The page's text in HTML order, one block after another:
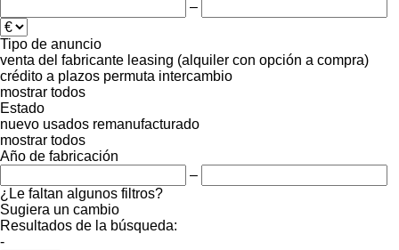
–
Tipo de anuncio
venta del fabricante leasing (alquiler con opción a compra)
crédito a plazos permuta intercambio
mostrar todos
Estado
nuevo usados remanufacturado
mostrar todos
Año de fabricación
–
¿Le faltan algunos filtros?
Sugiera un cambio
Resultados de la búsqueda:
-